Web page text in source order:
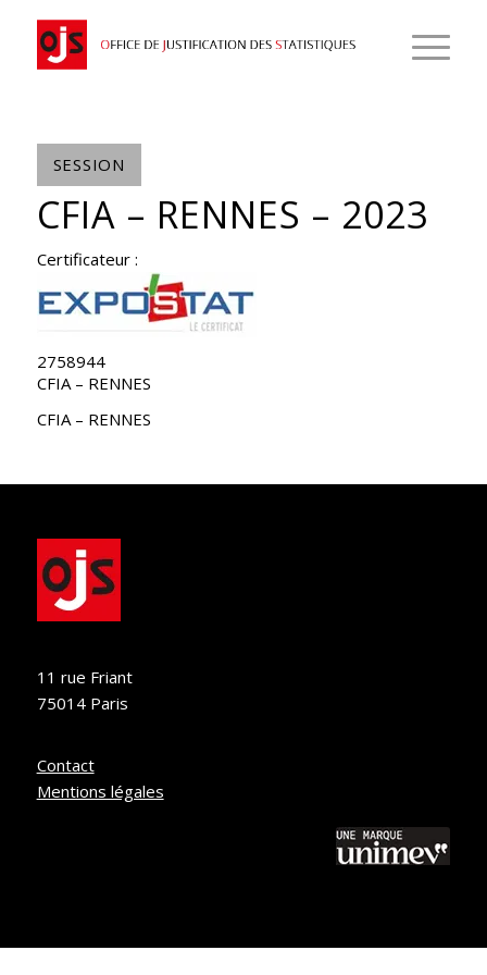
SESSION
CFIA – RENNES – 2023
Certificateur :
2758944
CFIA – RENNES
CFIA – RENNES
11 rue Friant
75014 Paris
Contact
Mentions légales